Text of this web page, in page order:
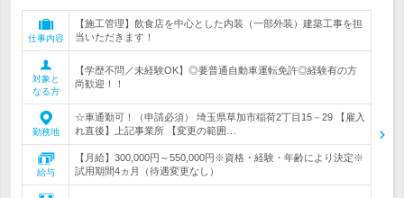
仕事内容
【施工管理】飲食店を中心とした内装（一部外装）建築工事を担
当いただきます！
対象と
なる方
【学歴不問／未経験OK】◎要普通自動車運転免許◎経験有の方
尚歓迎！！
勤務地
☆車通勤可！（申請必須） 埼玉県草加市稲荷2丁目15－29 【雇入
れ直後】上記事業所 【変更の範囲…
給与
【月給】300,000円～550,000円※資格・経験・年齢により決定※
試用期間4ヵ月（待遇変更なし）